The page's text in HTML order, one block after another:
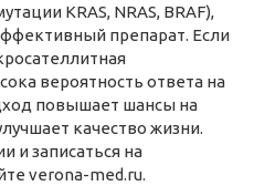
KRAS, NRAS, BRAF),
препарат. Если
вероятность ответа на
повышает шансы на
качество жизни.
и записаться на
verona-med.ru.